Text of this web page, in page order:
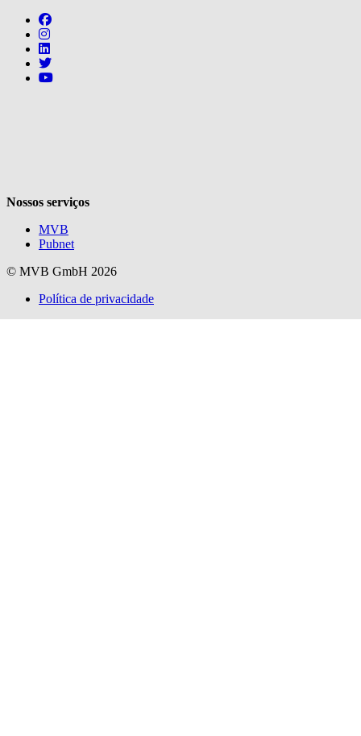
Follow us on https://www.facebook.com/mvbbooksbr
Follow us on https://www.instagram.com/mvbbooksbr
Follow us on https://www.linkedin.com/company/
Follow us on https://twitter.com/mvbbooksbr
Follow us on https://www.youtube.com/channel/UCq8-
Nossos serviços
MVB
Pubnet
© MVB GmbH 2026
Política de privacidade